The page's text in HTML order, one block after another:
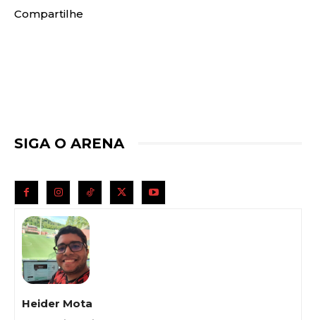
Compartilhe
SIGA O ARENA
Heider Mota